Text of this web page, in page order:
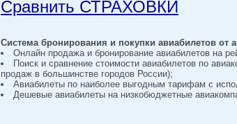
Сравнить СТРАХОВКИ
Система бронирования и покупки авиабилетов от
Онлайн продажа и бронирование авиабилетов на
Поиск и сравнение стоимости авиабилетов по
продаж в большинстве городов России);
Авиабилеты по наиболее выгодным тарифам с
Дешевые авиабилеты на низкобюджетные